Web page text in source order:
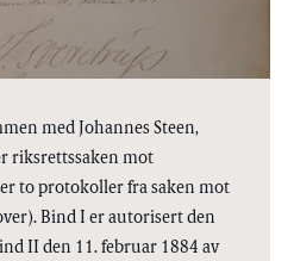
med Johannes Steen,
riksrettssaken mot
to protokoller fra saken mot
Bind I er autorisert den
II den 11. februar 1884 av